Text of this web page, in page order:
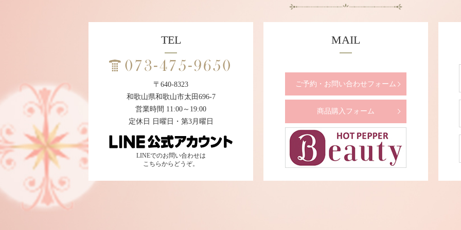
TEL
〒640-8323
和歌山県和歌山市太田696-7
営業時間 11:00～19:00
定休日 日曜日・第3月曜日
LINEでのお問い合わせは
こちらからどうぞ。
MAIL
ご予約・お問い合わせフォーム
商品購入フォーム